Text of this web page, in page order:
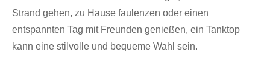
Strand gehen, zu Hause faulenzen oder einen
entspannten Tag mit Freunden genießen, ein Tanktop
kann eine stilvolle und bequeme Wahl sein.